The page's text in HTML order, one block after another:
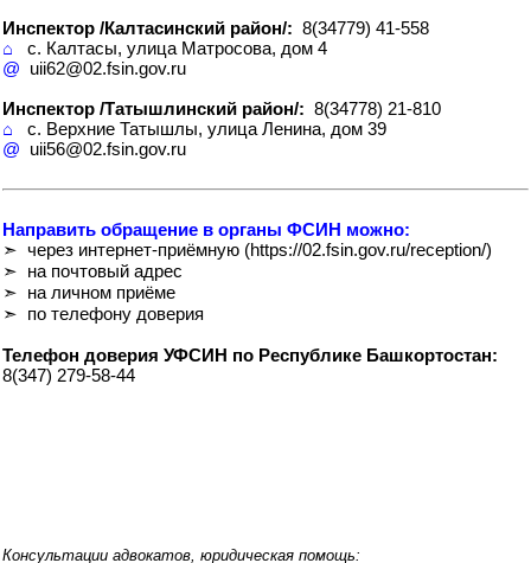
Инспектор /Калтасинский район/: 8(34779) 41-558
⌂ с. Калтасы, улица Матросова, дом 4
@ uii62@02.fsin.gov.ru
Инспектор /Татышлинский район/: 8(34778) 21-810
⌂ с. Верхние Татышлы, улица Ленина, дом 39
@ uii56@02.fsin.gov.ru
Направить обращение в органы ФСИН можно:
➣ через интернет-приёмную (https://02.fsin.gov.ru/reception/)
➣ на почтовый адрес
➣ на личном приёме
➣ по телефону доверия
Телефон доверия УФСИН по Республике Башкортостан:
8(347) 279-58-44
Консультации адвокатов, юридическая помощь: